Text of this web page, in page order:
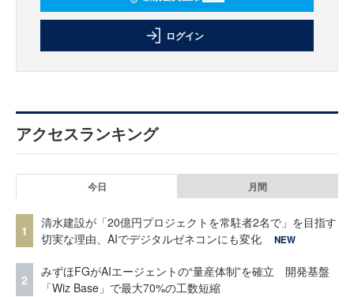
ログイン
アクセスランキング
今日 月間
1
清水建設が「20億円プロジェクトを常駐者2名で」を目指す
切実な理由、AIでデジタルゼネコンにも変化
NEW
2
みずほFGがAIエージェントの“量産体制”を確立 開発基盤
「Wiz Base」で最大70%の工数短縮